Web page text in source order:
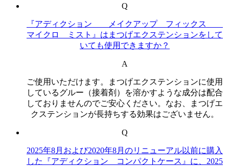
Q
『アディクション メイクアップ フィックス
マイクロ ミスト』はまつげエクステンションをして
いても使用できますか？
A
ご使用いただけます。まつげエクステンションに使用
しているグルー（接着剤）を溶かすような成分は配合
しておりませんのでご安心ください。なお、まつげエ
クステンションが長持ちする効果はございません。
Q
2025年8月および2020年8月のリニューアル以前に購入
した『アディクション コンパクトケース』に、2025